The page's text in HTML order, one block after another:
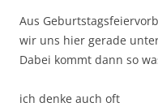
Aus
wir uns hier gerade
Dabei kommt dann so
ich denke auch oft